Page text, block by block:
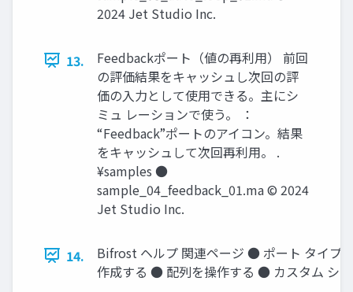
2024 Jet Studio Inc.
13.
Feedbackポート（値の再利用） 前回
の評価結果をキャッシュし次回の評
価の入力として使用できる。主にシ
ミュ レーションで使う。 ：
“Feedback”ポートのアイコン。結果
をキャッシュして次回再利用。 .
¥samples ●
sample_04_feedback_01.ma © 2024
Jet Studio Inc.
14.
Bifrost ヘルプ 関連ページ ● ポート タイプ
作成する ● 配列を操作する ● カスタム シ